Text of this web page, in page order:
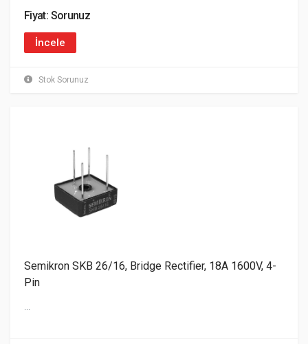
Stok Sorunuz
Fiyat: Sorunuz
İncele
Semikron SKB 26/16, Bridge Rectifier, 18A 1600V, 4-
Pin
...